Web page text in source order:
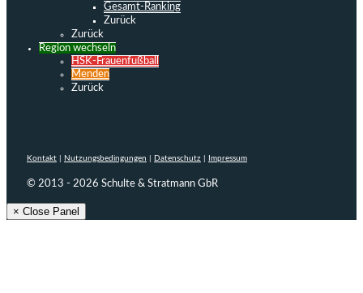
Gesamt-Ranking
Zurück
Zurück
Region wechseln
HSK-Frauenfußball
Menden
Zurück
Kontakt Nutzungsbedingungen Datenschutz Impressum
© 2013 - 2026 Schulte & Stratmann GbR
× Close Panel